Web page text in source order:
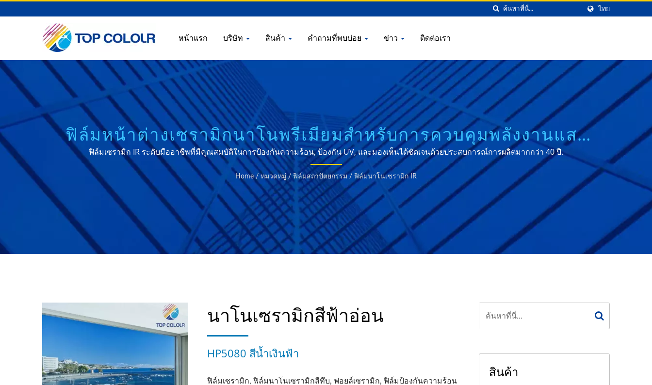
ไทย
หน้าแรก บริษัท สินค้า คำถามที่พบบ่อย ข่าว ติดต่อเรา
ฟิล์มหน้าต่างเซรามิกนาโนพรีเมียมสำหรับการควบคุมพลังงานแสง
อาทิตย์ในสถาปัตยกรรม
ฟิล์มเซรามิก IR ระดับมืออาชีพที่มีคุณสมบัติในการป้องกันความร้อน, ป้องกัน UV, และมองเห็นได้ชัดเจนด้วยประสบการณ์การผลิตมากกว่า 40 ปี.
Home / หมวดหมู่ / ฟิล์มสถาปัตยกรรม / ฟิล์มนาโนเซรามิก IR
นาโนเซรามิกสีฟ้าอ่อน
HP5080 สีน้ำเงินฟ้า
ฟิล์มเซรามิก, ฟิล์มนาโนเซรามิกสีทึบ, ฟอยล์เซรามิก, ฟิล์มป้องกันความร้อน
สินค้า